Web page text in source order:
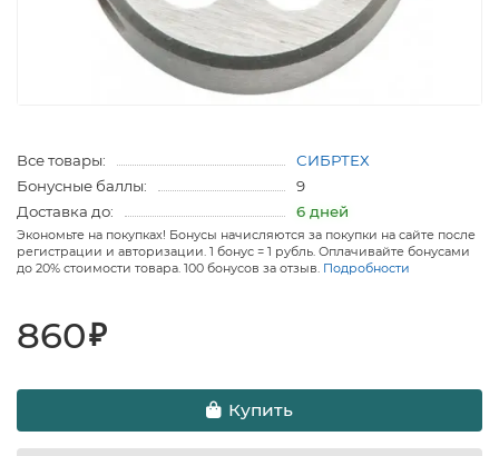
Все товары:
СИБРТЕХ
Бонусные баллы:
9
Доставка до:
6 дней
Экономьте на покупках! Бонусы начисляются за покупки на сайте после
регистрации и авторизации. 1 бонус = 1 рубль. Оплачивайте бонусами
до 20% стоимости товара. 100 бонусов за отзыв. Подробности
860₽
Купить